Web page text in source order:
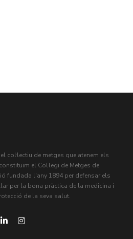
col·lectiu de metges que atenem els
el Col·legi de Metges de
fundada l'any 1894 per defensar els
per la bona pràctica de la medicina i
de la seva salut.